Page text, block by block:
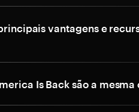
vantagens e
Is Back são a mesma